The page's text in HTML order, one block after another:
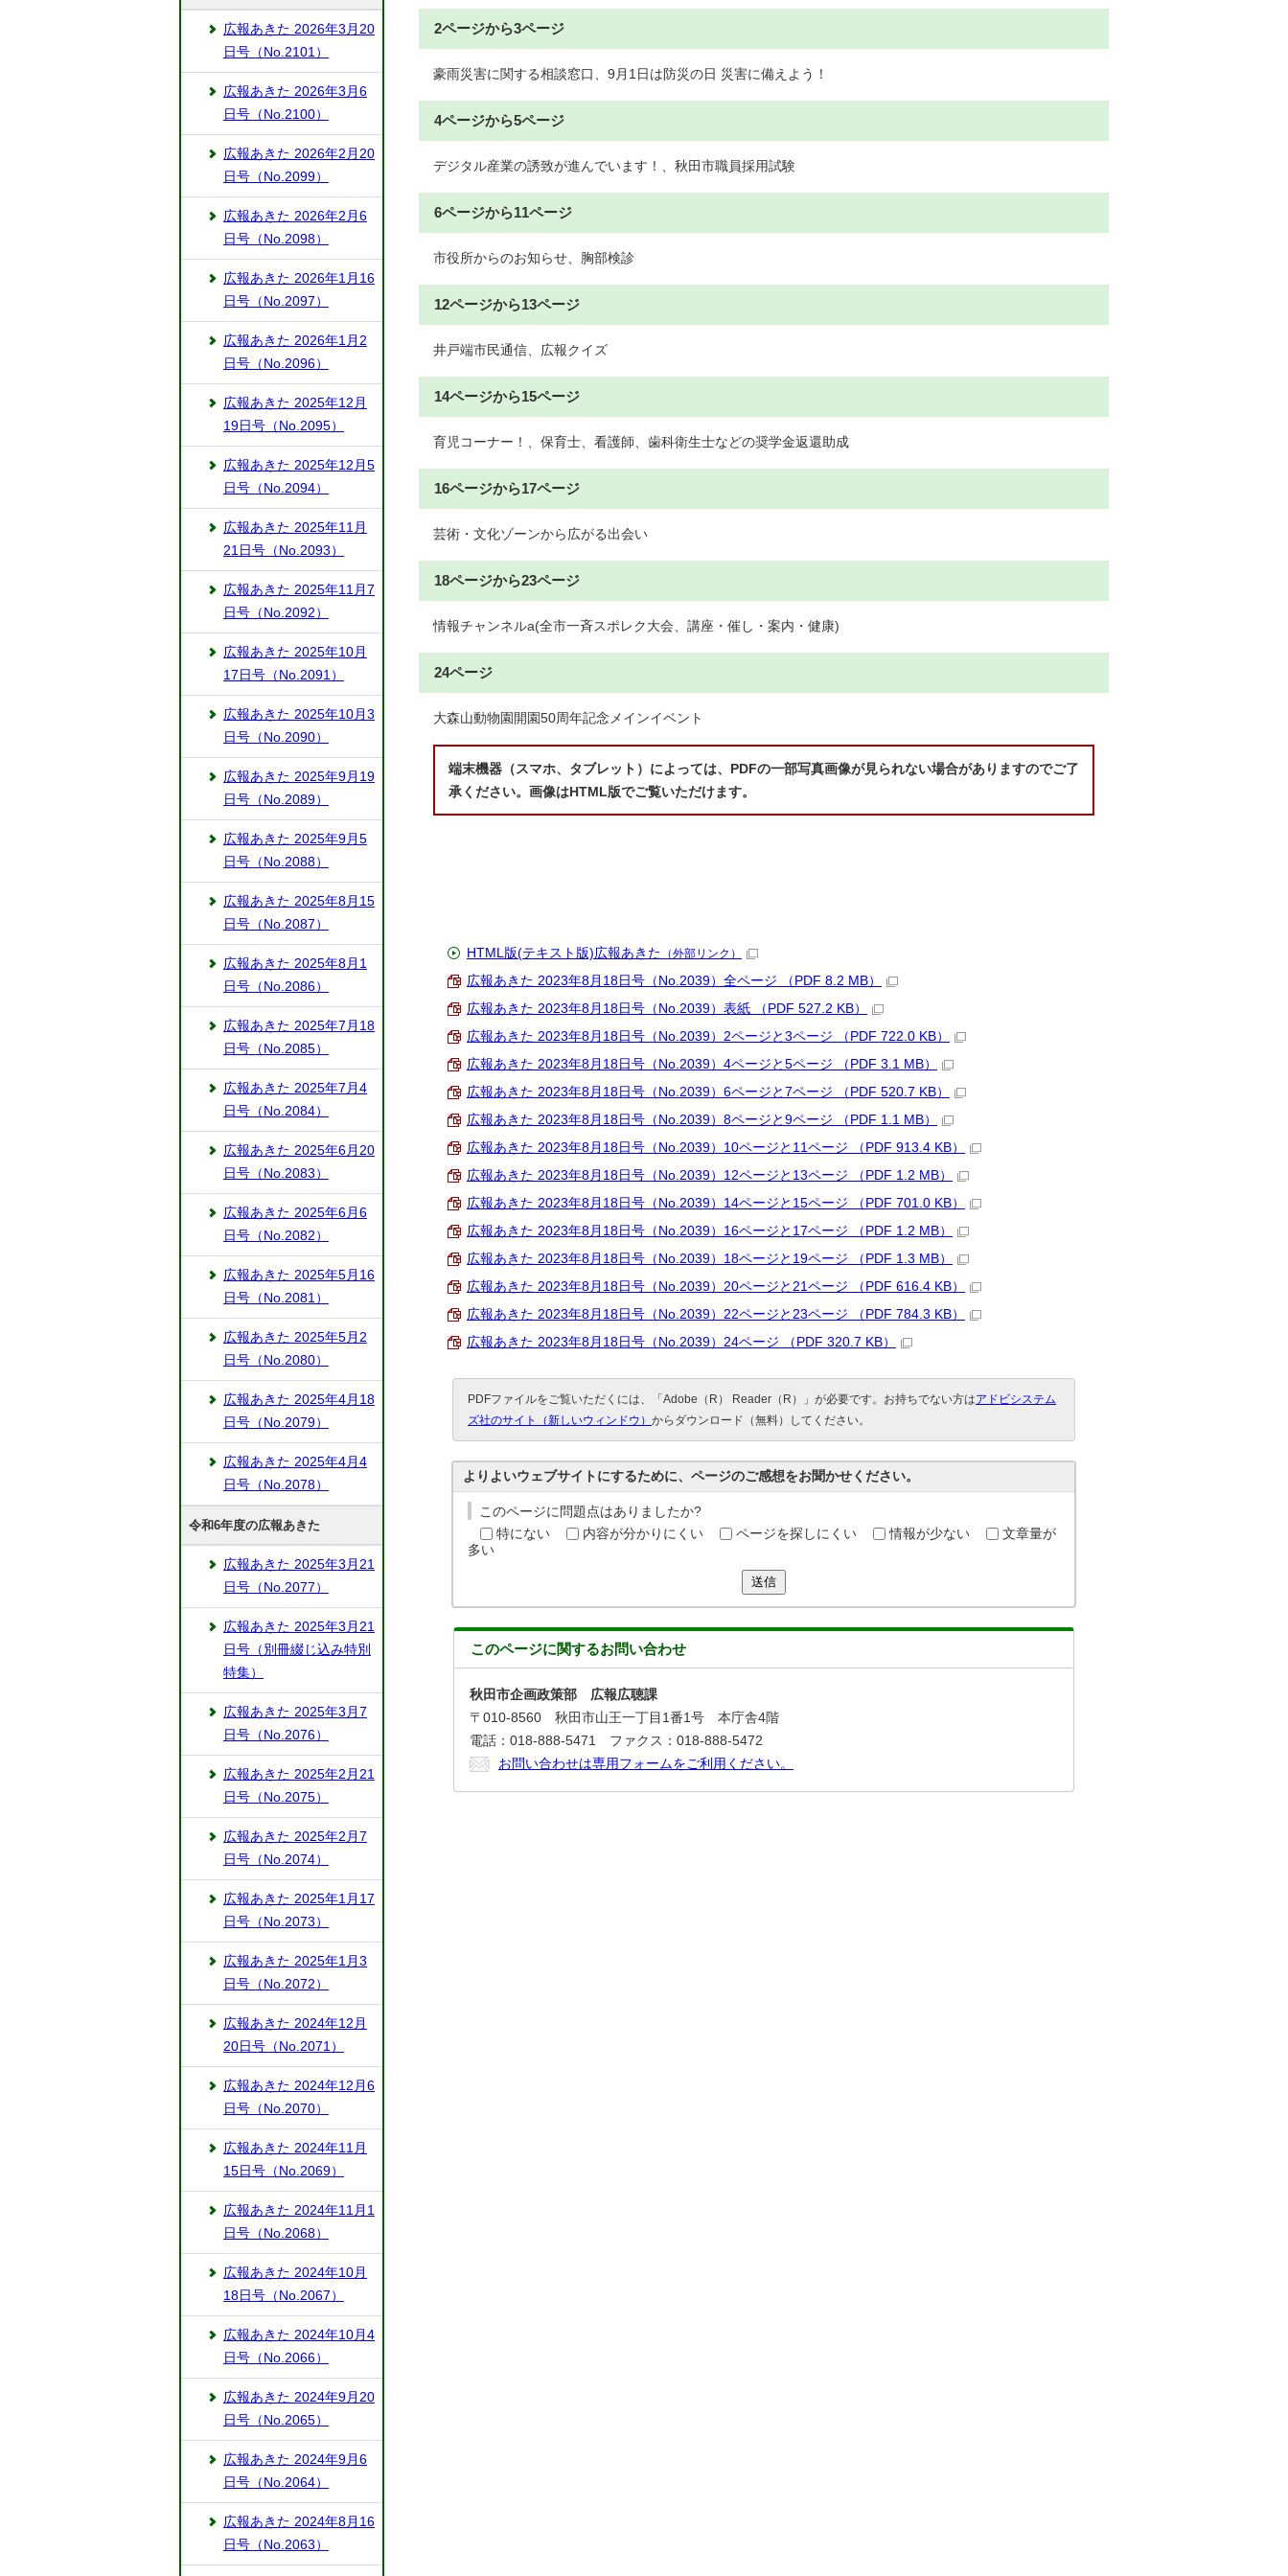
2ページから3ページ
豪雨災害に関する相談窓口、9月1日は防災の日 災害に備えよう！
4ページから5ページ
デジタル産業の誘致が進んでいます！、秋田市職員採用試験
6ページから11ページ
市役所からのお知らせ、胸部検診
12ページから13ページ
井戸端市民通信、広報クイズ
14ページから15ページ
育児コーナー！、保育士、看護師、歯科衛生士などの奨学金返還助成
16ページから17ページ
芸術・文化ゾーンから広がる出会い
18ページから23ページ
情報チャンネルa(全市一斉スポレク大会、講座・催し・案内・健康)
24ページ
大森山動物園開園50周年記念メインイベント
端末機器（スマホ、タブレット）によっては、PDFの一部写真画像が見られない場合がありますのでご了
承ください。画像はHTML版でご覧いただけます。
HTML版(テキスト版)広報あきた （外部リンク）
広報あきた 2023年8月18日号（No.2039）全ページ （PDF 8.2 MB）
広報あきた 2023年8月18日号（No.2039）表紙 （PDF 527.2 KB）
広報あきた 2023年8月18日号（No.2039）2ページと3ページ （PDF 722.0 KB）
広報あきた 2023年8月18日号（No.2039）4ページと5ページ （PDF 3.1 MB）
広報あきた 2023年8月18日号（No.2039）6ページと7ページ （PDF 520.7 KB）
広報あきた 2023年8月18日号（No.2039）8ページと9ページ （PDF 1.1 MB）
広報あきた 2023年8月18日号（No.2039）10ページと11ページ （PDF 913.4 KB）
広報あきた 2023年8月18日号（No.2039）12ページと13ページ （PDF 1.2 MB）
広報あきた 2023年8月18日号（No.2039）14ページと15ページ （PDF 701.0 KB）
広報あきた 2023年8月18日号（No.2039）16ページと17ページ （PDF 1.2 MB）
広報あきた 2023年8月18日号（No.2039）18ページと19ページ （PDF 1.3 MB）
広報あきた 2023年8月18日号（No.2039）20ページと21ページ （PDF 616.4 KB）
広報あきた 2023年8月18日号（No.2039）22ページと23ページ （PDF 784.3 KB）
広報あきた 2023年8月18日号（No.2039）24ページ （PDF 320.7 KB）
PDFファイルをご覧いただくには、「Adobe（R） Reader（R）」が必要です。お持ちでない方はアドビシステム
ズ社のサイト（新しいウィンドウ） からダウンロード（無料）してください。
よりよいウェブサイトにするために、ページのご感想をお聞かせください。
このページに問題点はありましたか?
特にない
内容が分かりにくい ページを探しにくい 情報が少ない
文章量が
多い
送信
このページに関するお問い合わせ
秋田市企画政策部 広報広聴課
〒010-8560 秋田市山王一丁目1番1号 本庁舎4階
電話：018-888-5471 ファクス：018-888-5472
お問い合わせは専用フォームをご利用ください。
広報あきた 2026年3月20
日号（No.2101）
広報あきた 2026年3月6
日号（No.2100）
広報あきた 2026年2月20
日号（No.2099）
広報あきた 2026年2月6
日号（No.2098）
広報あきた 2026年1月16
日号（No.2097）
広報あきた 2026年1月2
日号（No.2096）
広報あきた 2025年12月
19日号（No.2095）
広報あきた 2025年12月5
日号（No.2094）
広報あきた 2025年11月
21日号（No.2093）
広報あきた 2025年11月7
日号（No.2092）
広報あきた 2025年10月
17日号（No.2091）
広報あきた 2025年10月3
日号（No.2090）
広報あきた 2025年9月19
日号（No.2089）
広報あきた 2025年9月5
日号（No.2088）
広報あきた 2025年8月15
日号（No.2087）
広報あきた 2025年8月1
日号（No.2086）
広報あきた 2025年7月18
日号（No.2085）
広報あきた 2025年7月4
日号（No.2084）
広報あきた 2025年6月20
日号（No.2083）
広報あきた 2025年6月6
日号（No.2082）
広報あきた 2025年5月16
日号（No.2081）
広報あきた 2025年5月2
日号（No.2080）
広報あきた 2025年4月18
日号（No.2079）
広報あきた 2025年4月4
日号（No.2078）
令和6年度の広報あきた
広報あきた 2025年3月21
日号（No.2077）
広報あきた 2025年3月21
日号（別冊綴じ込み特別
特集）
広報あきた 2025年3月7
日号（No.2076）
広報あきた 2025年2月21
日号（No.2075）
広報あきた 2025年2月7
日号（No.2074）
広報あきた 2025年1月17
日号（No.2073）
広報あきた 2025年1月3
日号（No.2072）
広報あきた 2024年12月
20日号（No.2071）
広報あきた 2024年12月6
日号（No.2070）
広報あきた 2024年11月
15日号（No.2069）
広報あきた 2024年11月1
日号（No.2068）
広報あきた 2024年10月
18日号（No.2067）
広報あきた 2024年10月4
日号（No.2066）
広報あきた 2024年9月20
日号（No.2065）
広報あきた 2024年9月6
日号（No.2064）
広報あきた 2024年8月16
日号（No.2063）